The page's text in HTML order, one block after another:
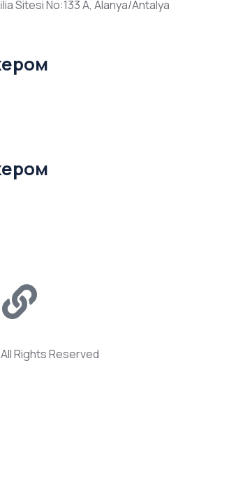
Sitesi No:133 A, Alanya/Antalya
All Rights Reserved